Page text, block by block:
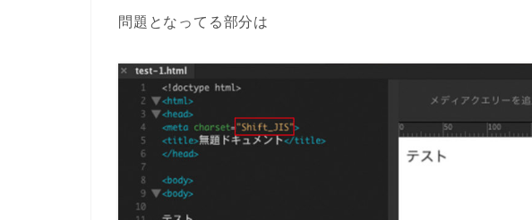
問題となってる部分は